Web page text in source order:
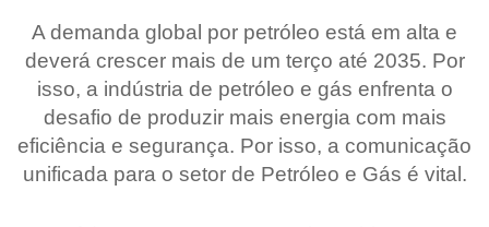
A demanda global por petróleo está em alta e
deverá crescer mais de um terço até 2035. Por
isso, a indústria de petróleo e gás enfrenta o
desafio de produzir mais energia com mais
eficiência e segurança. Por isso, a comunicação
unificada para o setor de Petróleo e Gás é vital.